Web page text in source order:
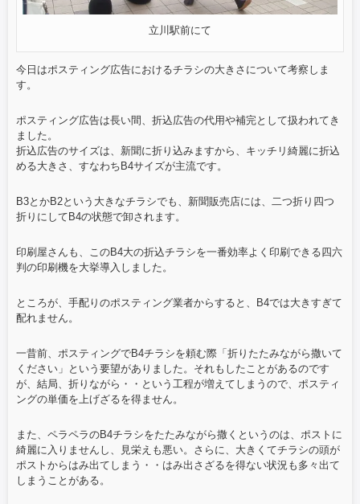
立川駅前にて
今日はポスティング広告におけるチラシの大きさについて考察しま
す。
ポスティング広告は長い間、折込広告の代用や補完として扱われてき
ました。
折込広告のサイズは、新聞に折り込みますから、キッチリ綺麗に折込
める大きさ、すなわちB4サイズが主流です。
B3とかB2という大きなチラシでも、新聞販売店には、二つ折り四つ
折りにしてB4の状態で卸されます。
印刷屋さんも、このB4大の折込チラシを一番効率よく印刷できる四六
判の印刷機を大挙導入しました。
ところが、手配りのポスティング業者からすると、B4では大きすぎて
配れません。
一昔前、ポスティングでB4チラシを頼む際「折りたたみながら撒いて
ください」という要望がありました。それもしたことがあるのです
が、結局、折りながら・・という工程が増えてしまうので、ポスティ
ングの単価を上げざるを得ません。
また、ペラペラのB4チラシをたたみながら撒くというのは、ポストに
綺麗に入りませんし、見栄えも悪い。さらに、大きくてチラシの頭が
ポストからはみ出てしまう・・はみ出さざるを得ない状況も多々出て
しまうことがある。